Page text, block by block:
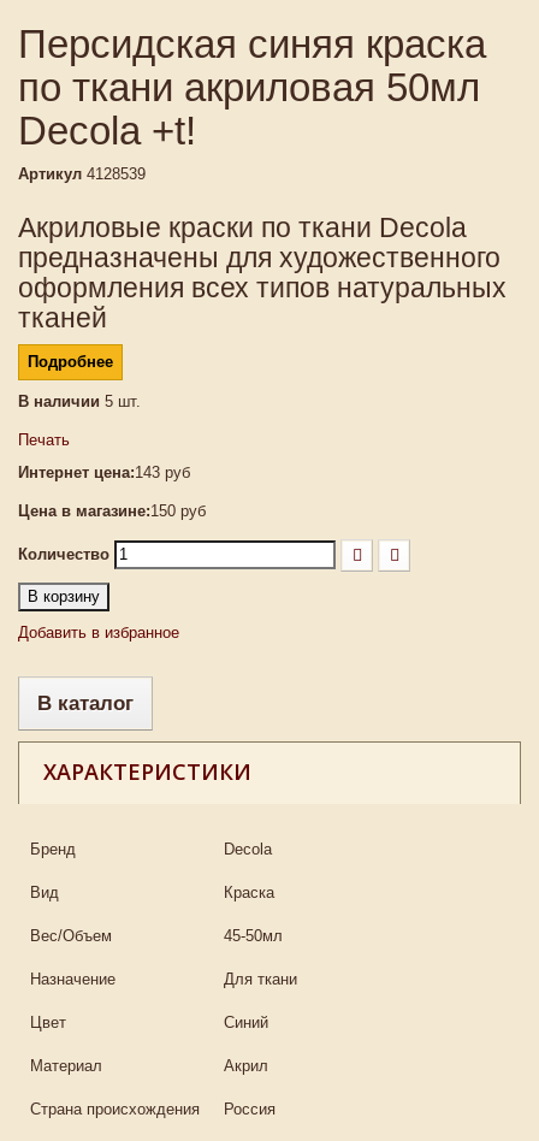
Персидская синяя краска
по ткани акриловая 50мл
Decola +t!
Артикул 4128539
Акриловые краски по ткани Decola
предназначены для художественного
оформления всех типов натуральных
тканей
Подробнее
В наличии 5 шт.
Печать
Интернет цена:143 руб
Цена в магазине:150 руб
Количество
В корзину
Добавить в избранное
В каталог
ХАРАКТЕРИСТИКИ
Бренд Decola
Вид Краска
Вес/Объем 45-50мл
Назначение Для ткани
Цвет Синий
Материал Акрил
Страна происхождения Россия